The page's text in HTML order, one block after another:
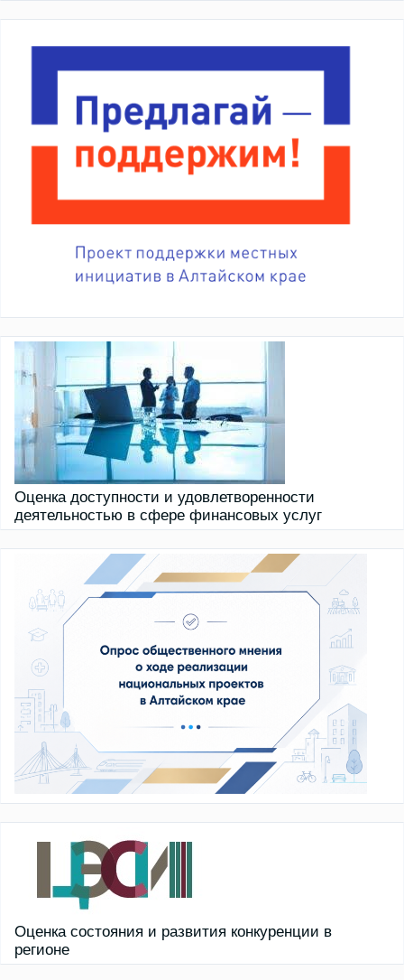
Оценка доступности и удовлетворенности
деятельностью в сфере финансовых услуг
Оценка состояния и развития конкуренции в
регионе